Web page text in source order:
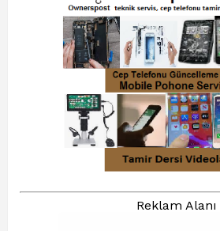
Reklam Alanı